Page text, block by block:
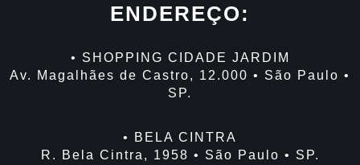
ENDEREÇO:
• SHOPPING CIDADE JARDIM
Av. Magalhães de Castro, 12.000 • São Paulo •
SP.
• BELA CINTRA
R. Bela Cintra, 1958 • São Paulo • SP.